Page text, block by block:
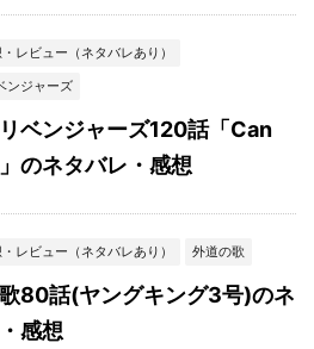
レビュー（ネタバレあり）
ンジャーズ
ベンジャーズ120話「Can
のネタバレ・感想
レビュー（ネタバレあり） 外道の歌
80話(ヤングキング3号)のネ
感想